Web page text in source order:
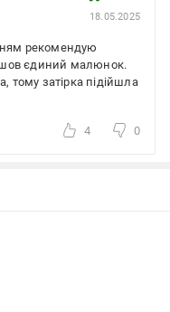
18.05.2025
рекомендую
єдиний малюнок.
тому затірка підійшла
4 0